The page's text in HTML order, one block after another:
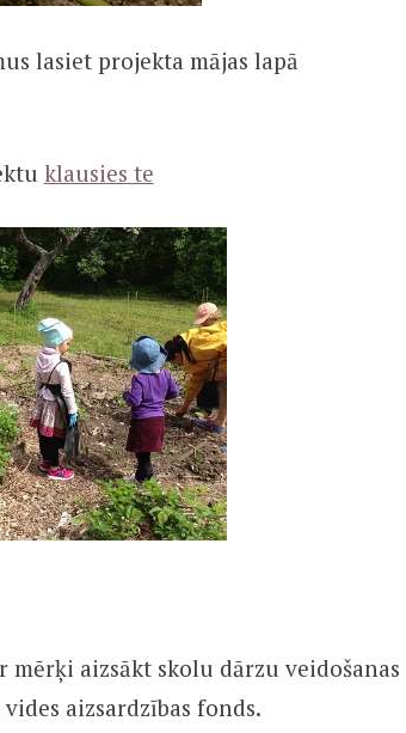
lasiet projekta mājas lapā
klausies te
aizsākt skolu dārzu veidošanas
aizsardzības fonds.